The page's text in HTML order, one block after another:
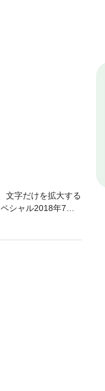
文字だけを拡大する
シャル2018年7月
いグレを仕留める
物は男女群島の乗
しみに！するする
ナメンターの愛用
を満喫特集 初夏
だけ!? そんなのも
るならこっちや